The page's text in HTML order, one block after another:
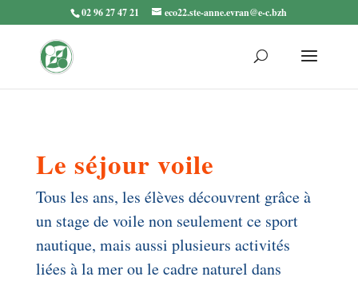
02 96 27 47 21 eco22.ste-anne.evran@e-c.bzh
Le séjour voile
Tous les ans, les élèves découvrent grâce à
un stage de voile non seulement ce sport
nautique, mais aussi plusieurs activités
liées à la mer ou le cadre naturel dans